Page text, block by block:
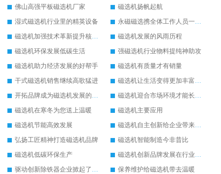
佛山高强平板磁选机厂家
磁选机扬帆起航
湿式磁选机行业里的精英设备
永磁磁选携全体工作人员一起闯
磁选机加强技术革新提升核心竞争力
磁选机发展的风雨历程
磁选机环保发展低碳生活
强磁选机行业物料提纯神助攻
磁选机助力经济发展的好帮手
磁选机有质量才有销量
干式磁选机销售继续高歌猛进
磁选机让生活变得更加丰富多彩
开拓品牌成为磁选机发展的有效武器
磁选机迎合市场环境才能长远发展
磁选机在寒冬为您送上温暖
磁选机主要应用
磁选机节能高效发展
磁选机自主创新给企业带来了阳光
弘扬工匠精神打造磁选机品牌
磁选机智能制造今非昔比
磁选机低碳环保生产
磁选机创新品牌发展在行业的顶端
驱动创新除铁器企业掀起了发展风暴
保养维护给磁选机带去温暖